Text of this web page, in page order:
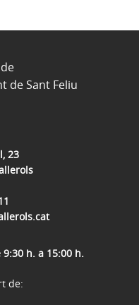
23
h. a 15:00 h.
de Sant Feliu
de: